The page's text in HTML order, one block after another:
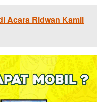
Acara Ridwan Kamil